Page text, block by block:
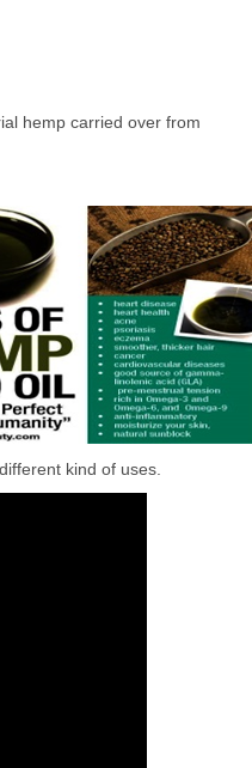
hemp carried over from
kind of uses.